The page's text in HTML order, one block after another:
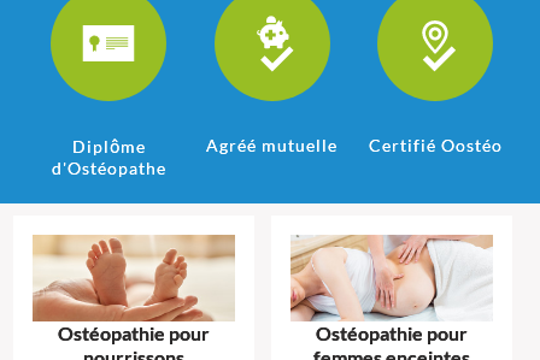
Diplôme
d'Ostéopathe
Agréé mutuelle Certifié Oostéo
Ostéopathie pour
Ostéopathie pour